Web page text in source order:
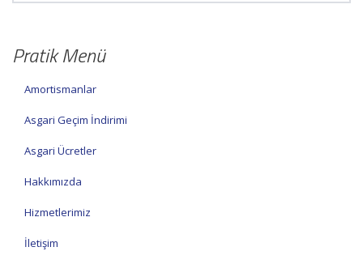
Pratik Menü
Amortismanlar
Asgari Geçim İndirimi
Asgari Ücretler
Hakkımızda
Hizmetlerimiz
İletişim